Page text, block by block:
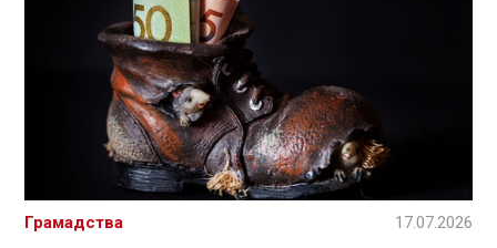
Грамадства 17.07.2026